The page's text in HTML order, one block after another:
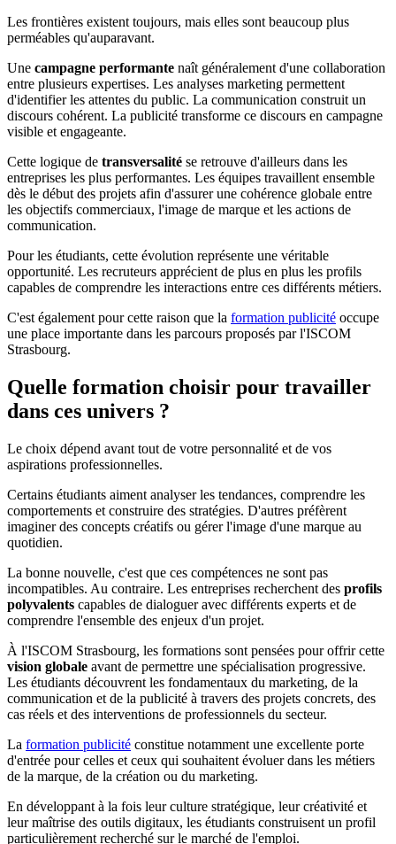
Les frontières existent toujours, mais elles sont beaucoup plus
perméables qu'auparavant.
Une campagne performante naît généralement d'une collaboration
entre plusieurs expertises. Les analyses marketing permettent
d'identifier les attentes du public. La communication construit un
discours cohérent. La publicité transforme ce discours en campagne
visible et engageante.
Cette logique de transversalité se retrouve d'ailleurs dans les
entreprises les plus performantes. Les équipes travaillent ensemble
dès le début des projets afin d'assurer une cohérence globale entre
les objectifs commerciaux, l'image de marque et les actions de
communication.
Pour les étudiants, cette évolution représente une véritable
opportunité. Les recruteurs apprécient de plus en plus les profils
capables de comprendre les interactions entre ces différents métiers.
C'est également pour cette raison que la formation publicité occupe
une place importante dans les parcours proposés par l'ISCOM
Strasbourg.
Quelle formation choisir pour travailler
dans ces univers ?
Le choix dépend avant tout de votre personnalité et de vos
aspirations professionnelles.
Certains étudiants aiment analyser les tendances, comprendre les
comportements et construire des stratégies. D'autres préfèrent
imaginer des concepts créatifs ou gérer l'image d'une marque au
quotidien.
La bonne nouvelle, c'est que ces compétences ne sont pas
incompatibles. Au contraire. Les entreprises recherchent des profils
polyvalents capables de dialoguer avec différents experts et de
comprendre l'ensemble des enjeux d'un projet.
À l'ISCOM Strasbourg, les formations sont pensées pour offrir cette
vision globale avant de permettre une spécialisation progressive.
Les étudiants découvrent les fondamentaux du marketing, de la
communication et de la publicité à travers des projets concrets, des
cas réels et des interventions de professionnels du secteur.
La formation publicité constitue notamment une excellente porte
d'entrée pour celles et ceux qui souhaitent évoluer dans les métiers
de la marque, de la création ou du marketing.
En développant à la fois leur culture stratégique, leur créativité et
leur maîtrise des outils digitaux, les étudiants construisent un profil
particulièrement recherché sur le marché de l'emploi.